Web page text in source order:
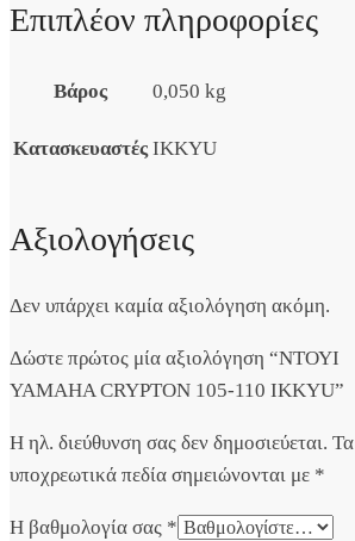
Επιπλέον πληροφορίες
Βάρος 0,050 kg
Κατασκευαστές IKKYU
Αξιολογήσεις
Δεν υπάρχει καμία αξιολόγηση ακόμη.
Δώστε πρώτος μία αξιολόγηση “ΝΤΟΥΙ
YAMAHA CRYPTON 105-110 IKKYU”
Η ηλ. διεύθυνση σας δεν δημοσιεύεται. Τα
υποχρεωτικά πεδία σημειώνονται με *
Η βαθμολογία σας *